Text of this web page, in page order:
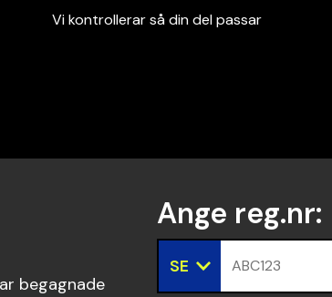
Vi kontrollerar så din del passar
begagnade
Ange reg.nr:
SE ABC123